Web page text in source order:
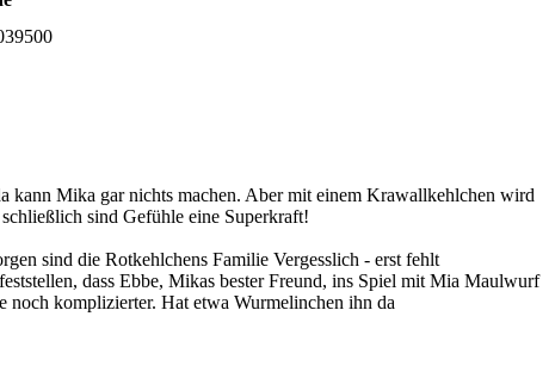
kann Mika gar nichts machen. Aber mit einem Krawallkehlchen wird
sind Gefühle eine Superkraft!
sind die Rotkehlchens Familie Vergesslich - erst fehlt
dass Ebbe, Mikas bester Freund, ins Spiel mit Mia Maulwurf
komplizierter. Hat etwa Wurmelinchen ihn da